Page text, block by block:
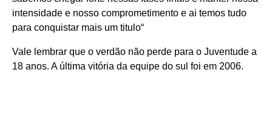
intensidade e nosso comprometimento e ai temos tudo
para conquistar mais um titulo“
Vale lembrar que o verdão não perde para o Juventude a
18 anos. A última vitória da equipe do sul foi em 2006.